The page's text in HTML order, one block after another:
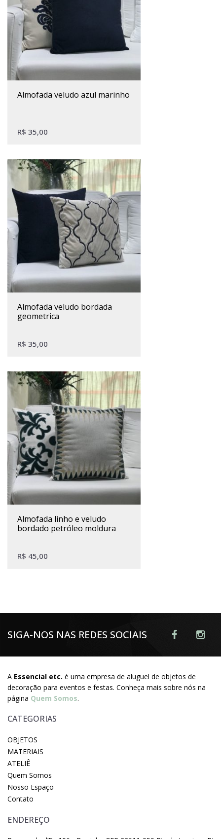
almofada veludo azul marinho
R$ 35,00
almofada veludo bordada
geometrica
R$ 35,00
almofada linho e veludo
bordado petróleo moldura
R$ 45,00
SIGA-NOS NAS REDES SOCIAIS
A Essencial etc. é uma empresa de aluguel de objetos de
decoração para eventos e festas. Conheça mais sobre nós na
página Quem Somos.
CATEGORIAS
OBJETOS
MATERIAIS
ATELIÊ
Quem Somos
Nosso Espaço
Contato
ENDEREÇO